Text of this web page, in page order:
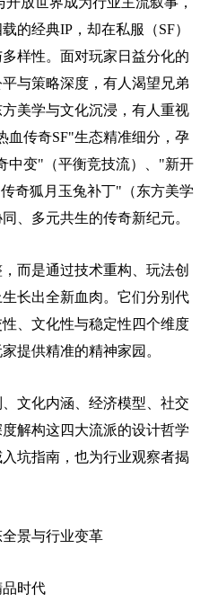
的经典IP，却在私服（SF）
样性。面对玩家日益分化的
与策略深度，有人渴望兄弟
美学与文化沉浸，有人重视
血传奇SF"生态精准细分，孕
中变"（平衡竞技流）、"新开
奇狐月玉兔补丁"（东方美学
、多元共生的传奇新纪元。
而是通过技术重构、玩法创
长出全新血肉。它们分别代
、文化性与稳定性四个维度
提供精准的精神家园。
文化内涵、经济模型、社交
解构这四大流派的设计哲学
坑指南，也为行业观察者揭
景与行业变革
时代